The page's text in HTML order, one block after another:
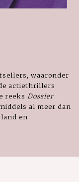
waaronder
actiethrillers
reeks Dossier
al meer dan
en